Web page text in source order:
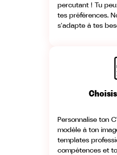
percutant ! Tu
tes préférences.
s'adapte à tes
Personnalise ton
modèle à ton
templates
compétences et